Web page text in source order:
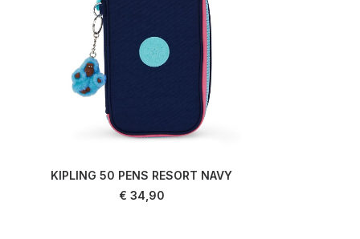
KIPLING 50 PENS RESORT NAVY
€ 34,90